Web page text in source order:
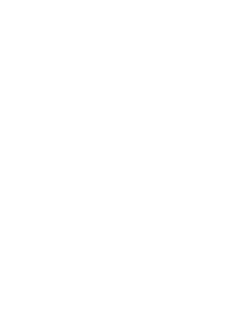
un autoveicolo posseduto da